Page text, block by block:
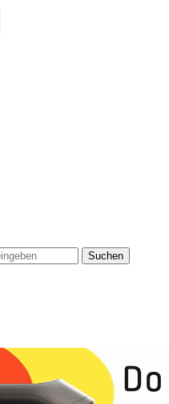
Suchen